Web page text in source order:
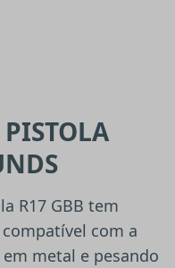
R17 GBB tem
com a
metal e pesando